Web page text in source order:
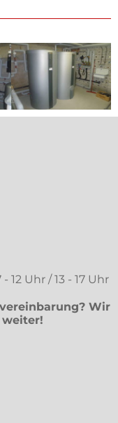
12 Uhr / 13 - 17 Uhr
Wir
weiter!